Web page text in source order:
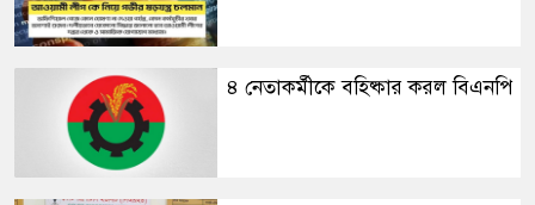
​৪ নেতাকর্মীকে বহিষ্কার করল বিএনপি